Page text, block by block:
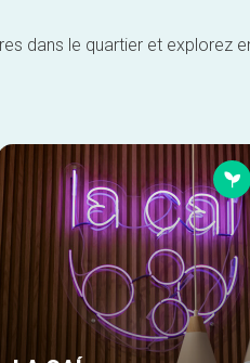
dans le quartier et explorez